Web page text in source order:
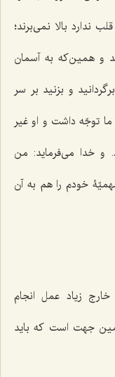
ندارد بالا نمی‌‌برند؛
و همین‌که به آسمان
و بزنید بر سر
ما توجّه داشت و او غیر
و خدا می‌فرماید: من
خودم را هم به آن
زیاد عمل انجام
جهت است که باید